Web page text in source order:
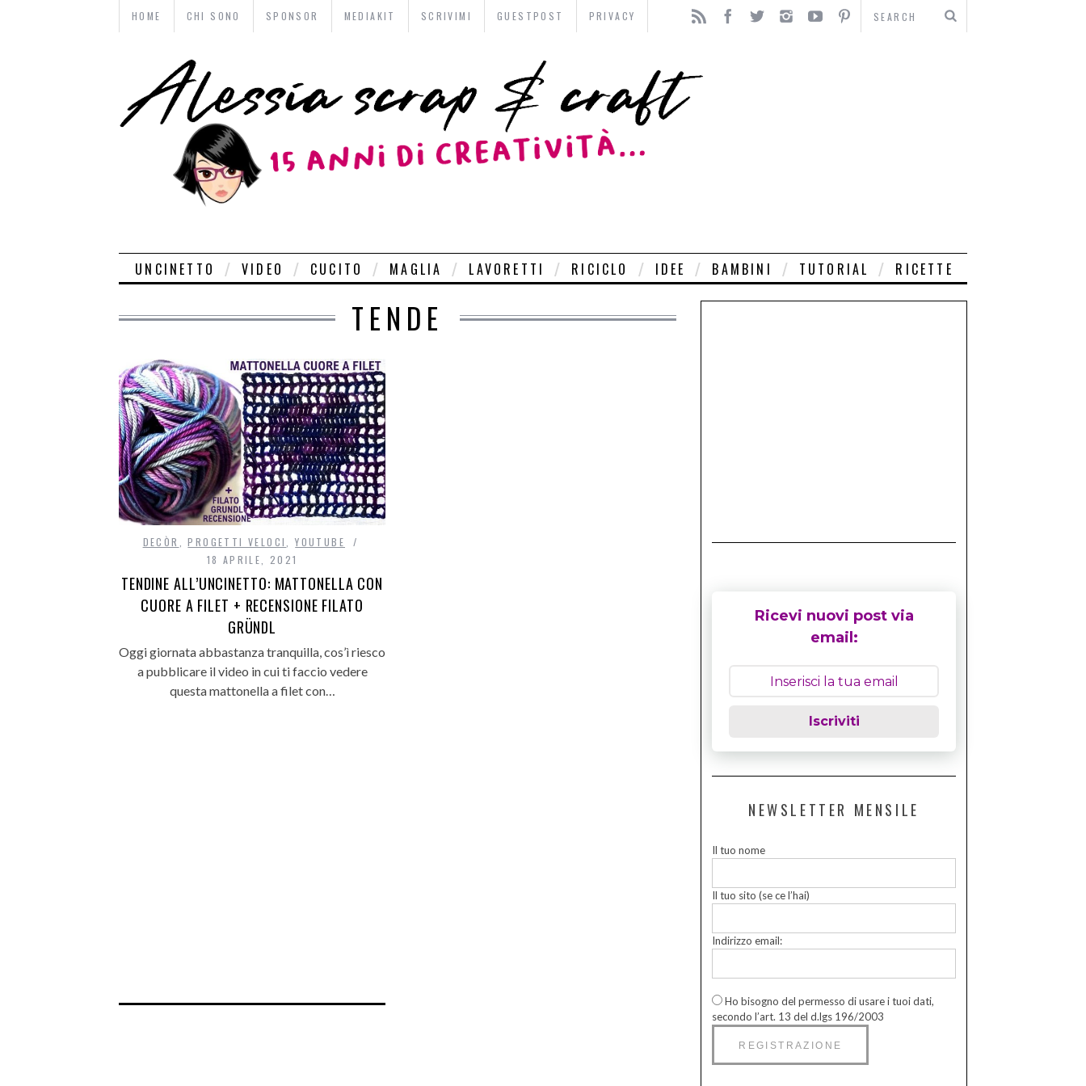
HOME CHI SONO SPONSOR MEDIAKIT SCRIVIMI GUESTPOST PRIVACY
UNCINETTO VIDEO CUCITO MAGLIA LAVORETTI RICICLO IDEE BAMBINI TUTORIAL RICETTE
TENDE
DECÒR ,PROGETTI VELOCI ,YOUTUBE
18 APRILE, 2021
TENDINE ALL’UNCINETTO: MATTONELLA CON
CUORE A FILET + RECENSIONE FILATO
GRÜNDL
Oggi giornata abbastanza tranquilla, cos’ì riesco
a pubblicare il video in cui ti faccio vedere
questa mattonella a filet con…
Ricevi nuovi post via
email:
Iscriviti
NEWSLETTER MENSILE
Il tuo nome
Il tuo sito (se ce l’hai)
Indirizzo email:
Ho bisogno del permesso di usare i tuoi dati,
secondo l’art. 13 del d.lgs 196/2003